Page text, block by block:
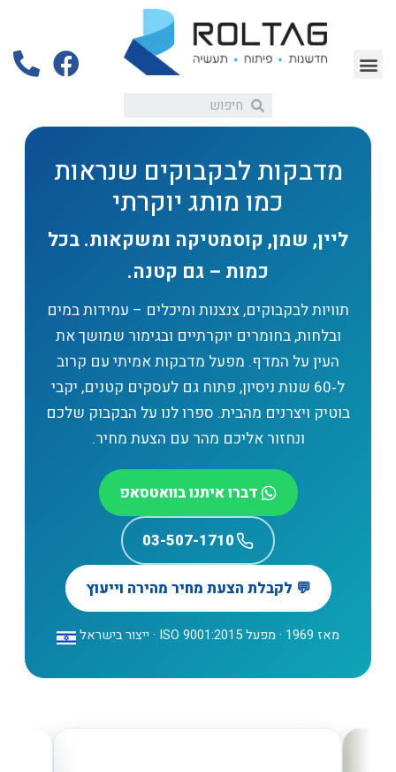
מדבקות לבקבוקים שנראות
כמו מותג יוקרתי
ליין, שמן, קוסמטיקה ומשקאות. בכל
כמות – גם קטנה.
תוויות לבקבוקים, צנצנות ומיכלים – עמידות במים
ובלחות, בחומרים יוקרתיים ובגימור שמושך את
העין על המדף. מפעל מדבקות אמיתי עם קרוב
ל‑60 שנות ניסיון, פתוח גם לעסקים קטנים, יקבי
בוטיק ויצרנים מהבית. ספרו לנו על הבקבוק שלכם
ונחזור אליכם מהר עם הצעת מחיר.
דברו איתנו בוואטסאפ
03-507-1710
💬 לקבלת הצעת מחיר מהירה וייעוץ
מאז 1969 · מפעל ISO 9001:2015 · ייצור בישראל